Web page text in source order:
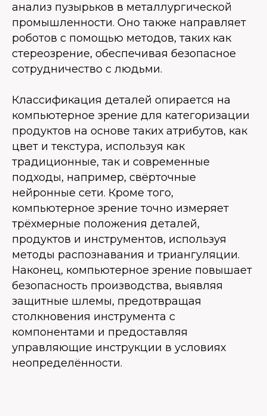
анализ пузырьков в металлургической
промышленности. Оно также направляет
роботов с помощью методов, таких как
стереозрение, обеспечивая безопасное
сотрудничество с людьми.
Классификация деталей опирается на
компьютерное зрение для категоризации
продуктов на основе таких атрибутов, как
цвет и текстура, используя как
традиционные, так и современные
подходы, например, свёрточные
нейронные сети. Кроме того,
компьютерное зрение точно измеряет
трёхмерные положения деталей,
продуктов и инструментов, используя
методы распознавания и триангуляции.
Наконец, компьютерное зрение повышает
безопасность производства, выявляя
защитные шлемы, предотвращая
столкновения инструмента с
компонентами и предоставляя
управляющие инструкции в условиях
неопределённости.